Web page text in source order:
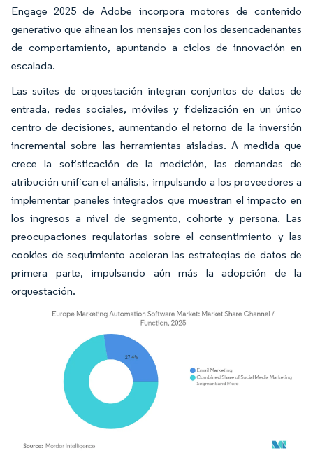
Engage 2025 de Adobe incorpora motores de contenido
generativo que alinean los mensajes con los desencadenantes
de comportamiento, apuntando a ciclos de innovación en
escalada.
Las suites de orquestación integran conjuntos de datos de
entrada, redes sociales, móviles y fidelización en un único
centro de decisiones, aumentando el retorno de la inversión
incremental sobre las herramientas aisladas. A medida que
crece la sofisticación de la medición, las demandas de
atribución unifican el análisis, impulsando a los proveedores a
implementar paneles integrados que muestran el impacto en
los ingresos a nivel de segmento, cohorte y persona. Las
preocupaciones regulatorias sobre el consentimiento y las
cookies de seguimiento aceleran las estrategias de datos de
primera parte, impulsando aún más la adopción de la
orquestación.